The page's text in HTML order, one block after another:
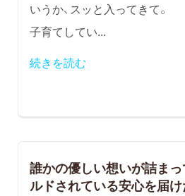
いうか、スッと入ってきて。
子育てしてい...
続きを読む
誰かの優しい想いが詰ま
ルドされている安心を届け